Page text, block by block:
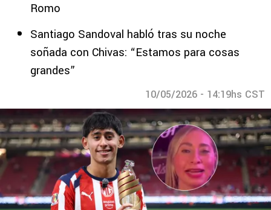
Romo
Santiago Sandoval habló tras su noche
soñada con Chivas: “Estamos para cosas
grandes”
10/05/2026 - 14:19hs CST